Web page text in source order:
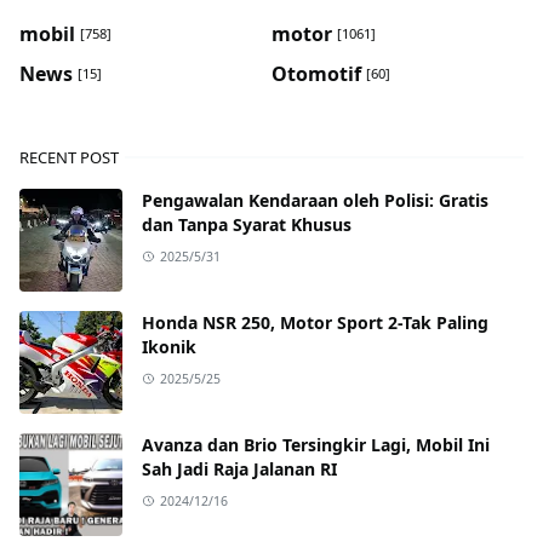
mobil [758] motor [1061]
News [15] Otomotif [60]
RECENT POST
Pengawalan Kendaraan oleh Polisi: Gratis
dan Tanpa Syarat Khusus
2025/5/31
Honda NSR 250, Motor Sport 2-Tak Paling
Ikonik
2025/5/25
Avanza dan Brio Tersingkir Lagi, Mobil Ini
Sah Jadi Raja Jalanan RI
2024/12/16